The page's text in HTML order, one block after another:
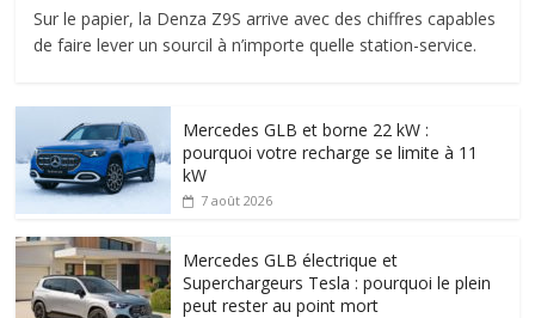
Sur le papier, la Denza Z9S arrive avec des chiffres capables
de faire lever un sourcil à n’importe quelle station-service.
Mercedes GLB et borne 22 kW :
pourquoi votre recharge se limite à 11
kW
7 août 2026
Mercedes GLB électrique et
Superchargeurs Tesla : pourquoi le plein
peut rester au point mort